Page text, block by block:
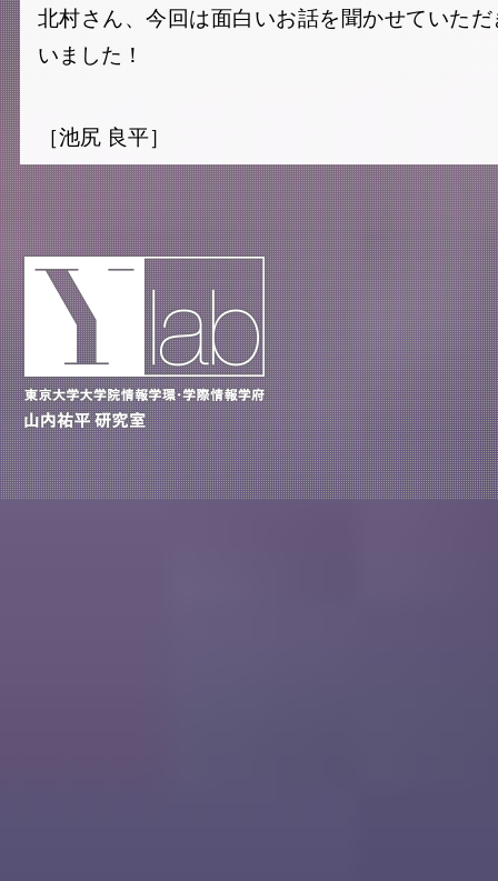
北村さん、今回は面白いお話を聞かせていた
いました！
［池尻 良平］